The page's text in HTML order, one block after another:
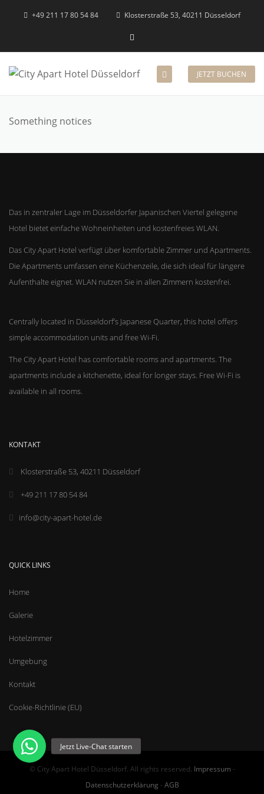
+49 211 17 80 54 84 Klosterstraße 53, 40211 Düsseldorf
JETZT BUCHEN
Something notices
Das in zentraler Lage im Düsseldorfer Japanischen Viertel gelegene
Hotel bietet einfache Wohneinheiten und kostenfreies WLAN.
Das City Apart Hotel verfügt über komfortable Zimmer und Apartments.
Die Apartments umfassen eine Küchenzeile, die sich ideal für längere
Aufenthalte eignet. WLAN nutzen Sie in allen Zimmern kostenfrei.
Centrally located in Düsseldorf’s Japanese Quarter, this hotel offers
simple accommodation units and free Wi-Fi.
The City Apart Hotel has comfortable rooms and apartments. The
apartments include a kitchenette, ideal for longer stays. Free Wi-Fi is
available in all rooms.
KONTAKT
Klosterstraße 53, 40211 Düsseldorf
+49 211 17 80 54 84
info@city-apart-hotel.de
QUICK LINKS
Home
Galerie
Hotelzimmer
Umgebung
Kontakt
Cookie-Richtlinie (EU)
© City Apart Hotel Düsseldorf. All rights reserved. Impressum -
Datenschutzerklärung - AGB